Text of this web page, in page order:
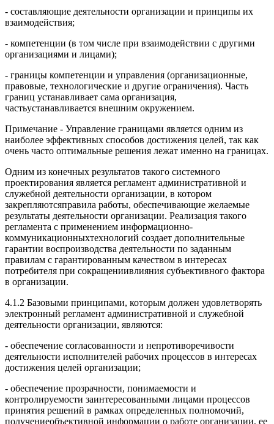
- составляющие деятельности организации и принципы их
взаимодействия;
- компетенции (в том числе при взаимодействии с другими
организациями и лицами);
- границы компетенции и управления (организационные,
правовые, технологические и другие ограничения). Часть
границ устанавливает сама организация,
частьустанавливается внешним окружением.
Примечание - Управление границами является одним из
наиболее эффективных способов достижения целей, так как
очень часто оптимальные решения лежат именно на границах.
Одним из конечных результатов такого системного
проектирования является регламент административной и
служебной деятельности организации, в котором
закрепляютсяправила работы, обеспечивающие желаемые
результаты деятельности организации. Реализация такого
регламента с применением информационно-
коммуникационныхтехнологий создает дополнительные
гарантии воспроизводства деятельности по заданным
правилам с гарантированным качеством в интересах
потребителя при сокращениивлияния субъективного фактора
в организации.
4.1.2 Базовыми принципами, которым должен удовлетворять
электронный регламент административной и служебной
деятельности организации, являются:
- обеспечение согласованности и непротиворечивости
деятельности исполнителей рабочих процессов в интересах
достижения целей организации;
- обеспечение прозрачности, понимаемости и
контролируемости заинтересованными лицами процессов
принятия решений в рамках определенных полномочий,
получениеобъективной информации о работе организации, ее